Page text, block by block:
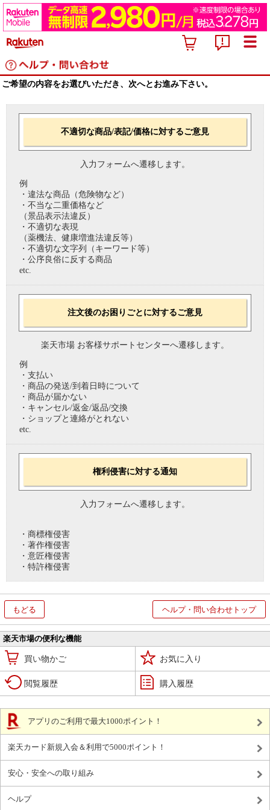
ご希望の内容をお選びいただき、次へとお進み下さい。
不適切な商品/表記/価格に対するご意見
入力フォームへ遷移します。
例
・違法な商品（危険物など）
・不当な二重価格など
（景品表示法違反）
・不適切な表現
（薬機法、健康増進法違反等）
・不適切な文字列（キーワード等）
・公序良俗に反する商品
etc.
注文後のお困りごとに対するご意見
楽天市場 お客様サポートセンターへ遷移します。
例
・支払い
・商品の発送/到着日時について
・商品が届かない
・キャンセル/返金/返品/交換
・ショップと連絡がとれない
etc.
権利侵害に対する通知
入力フォームへ遷移します。
・商標権侵害
・著作権侵害
・意匠権侵害
・特許権侵害
もどる ヘルプ・問い合わせトップ
楽天市場の便利な機能
買い物かご お気に入り
閲覧履歴 購入履歴
アプリのご利用で最大1000ポイント！
楽天カード新規入会＆利用で5000ポイント！
安心・安全への取り組み
ヘルプ